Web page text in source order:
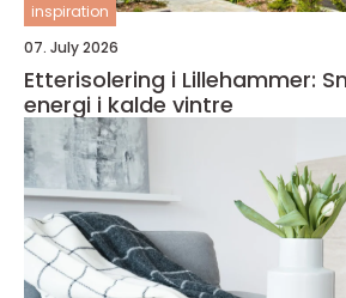
inspiration
07. July 2026
Etterisolering i Lillehammer:
energi i kalde vintre